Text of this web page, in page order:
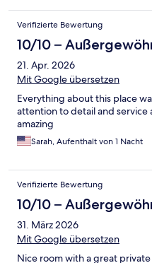
abgerundet hat. Die
ruhig und sehr beruhigend.
kommen und zu
abgeschieden und ideal für
authentische Ryokan-
uneingeschränkte Empfehlung.
Verifizierte Bewertung
10/10 –
21. Apr. 2026
Mit Google übersetzen
Everything about this place
attention to detail and service
amazing
Sarah, Aufenthalt von 1 Nacht
Verifizierte Bewertung
10/10 –
31. März 2026
Mit Google übersetzen
Nice room with a great